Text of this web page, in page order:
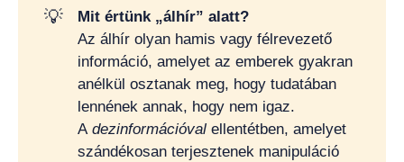
💡
Mit értünk „álhír” alatt?
Az álhír olyan hamis vagy félrevezető
információ, amelyet az emberek gyakran
anélkül osztanak meg, hogy tudatában
lennének annak, hogy nem igaz.
Adezinformációval ellentétben, amelyet
szándékosan terjesztenek manipuláció